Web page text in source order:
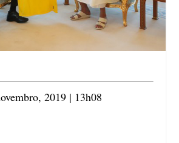
2019 | 13h08